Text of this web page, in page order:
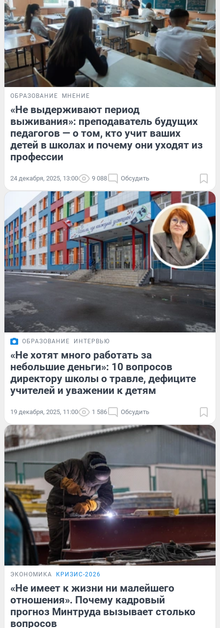
ОБРАЗОВАНИЕ МНЕНИЕ
«Не выдерживают период
выживания»: преподаватель будущих
педагогов — о том, кто учит ваших
детей в школах и почему они уходят из
профессии
24 декабря, 2025, 13:00 9 088 Обсудить
ОБРАЗОВАНИЕ ИНТЕРВЬЮ
«Не хотят много работать за
небольшие деньги»: 10 вопросов
директору школы о травле, дефиците
учителей и уважении к детям
19 декабря, 2025, 11:00 1 586 Обсудить
ЭКОНОМИКА КРИЗИС-2026
«Не имеет к жизни ни малейшего
отношения». Почему кадровый
прогноз Минтруда вызывает столько
вопросов